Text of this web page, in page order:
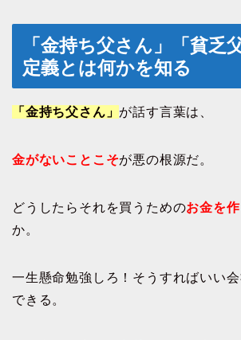
「金持ち父さん」「貧乏
定義とは何かを知る
「金持ち父さん」 が話す言葉は、
金がないことこそが悪の根源だ。
どうしたらそれを買うためのお金を
か。
一生懸命勉強しろ！そうすればいい会
できる。